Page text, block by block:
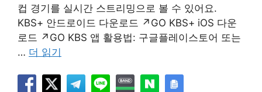
컵 경기를 실시간 스트리밍으로 볼 수 있어요.
KBS+ 안드로이드 다운로드 ↗GO KBS+ iOS 다운
로드 ↗GO KBS 앱 활용법: 구글플레이스토어 또는
… 더 읽기